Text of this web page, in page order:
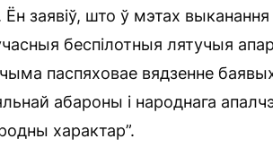
Ён заявіў, што ў мэтах выканання
беспілотныя лятучыя
паспяховае вядзенне
абароны і народнага
характар”.